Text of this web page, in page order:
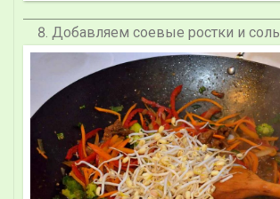
Добавляем соевые ростки и соль.